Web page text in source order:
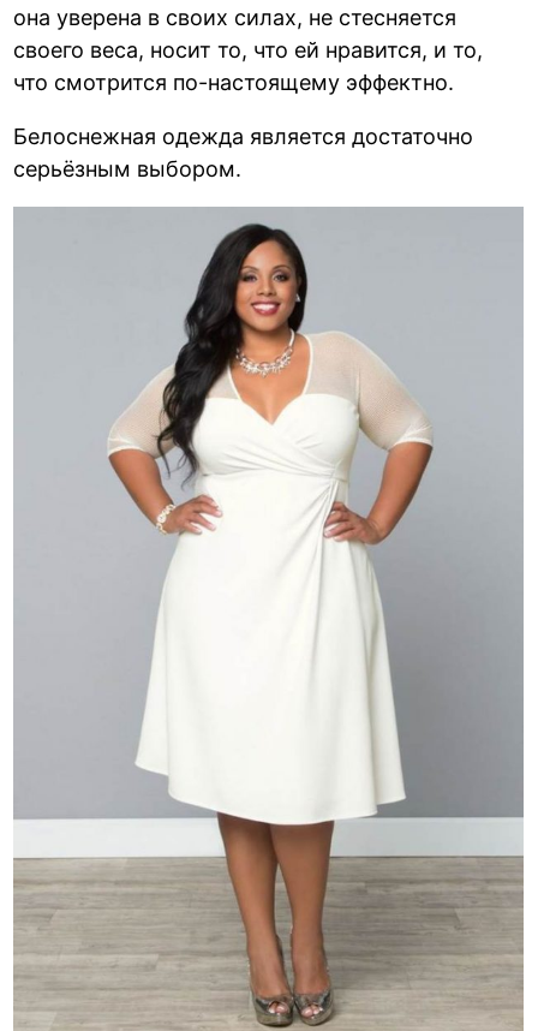
она уверена в своих силах, не стесняется
своего веса, носит то, что ей нравится, и то,
что смотрится по-настоящему эффектно.
Белоснежная одежда является достаточно
серьёзным выбором.